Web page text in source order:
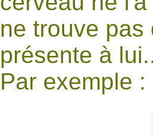
ne trouve pas
présente à
Par exemple :